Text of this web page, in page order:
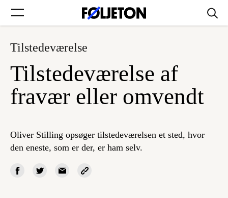
Forsider
Føljetoner
Søg
Min side
Tilstedeværelse
Tilstedeværelse af
fravær eller omvendt
Oliver Stilling opsøger tilstedeværelsen et sted, hvor
den eneste, som er der, er ham selv.